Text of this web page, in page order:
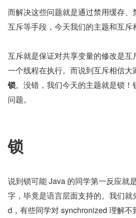
而解决这些问题就是通过禁用缓存、
互斥等手段，今天我们的主题和互斥
互斥就是保证对共享变量的修改是
一个线程在执行。而说到互斥相信大
锁。没错，我们今天的主题就是锁
问题。
锁
说到锁可能 Java 的同学第一反应就
字，毕竟是语言层面支持的。我们
d，有些同学对 synchronized 理解不